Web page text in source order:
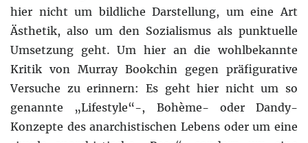
hier nicht um bildliche Darstellung, um eine Art
Ästhetik, also um den Sozialismus als punktuelle
Umsetzung geht. Um hier an die wohlbekannte
Kritik von Murray Bookchin gegen präfigurative
Versuche zu erinnern: Es geht hier nicht um so
genannte „Lifestyle“-, Bohème- oder Dandy-
Konzepte des anarchistischen Lebens oder um eine